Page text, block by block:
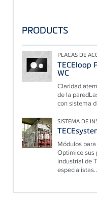
PRODUCTS
PLACAS DE
TECEloop
WC
Claridad
de la
con sistema
SISTEMA DE
Módulos
Optimice sus
industrial de